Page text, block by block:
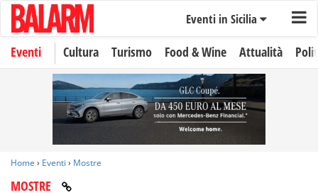
Eventi in Sicilia
Eventi Cultura Turismo Food & Wine Attualità
Home › Eventi › Mostre
MOSTRE